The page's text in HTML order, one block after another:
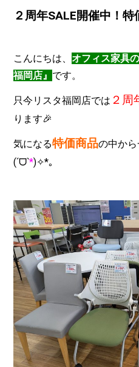
２周年SALE開催中！
こんにちは、オフィス家具
福岡店』 です。
只今リスタ福岡店では ２周
ります🎉
気になる特価商品の中か
(ˊᗜˋ*)✧*｡